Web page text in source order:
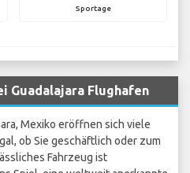
Sportage
Guadalajara Flughafen
Mexiko eröffnen sich viele
ob Sie geschäftlich oder zum
Fahrzeug ist